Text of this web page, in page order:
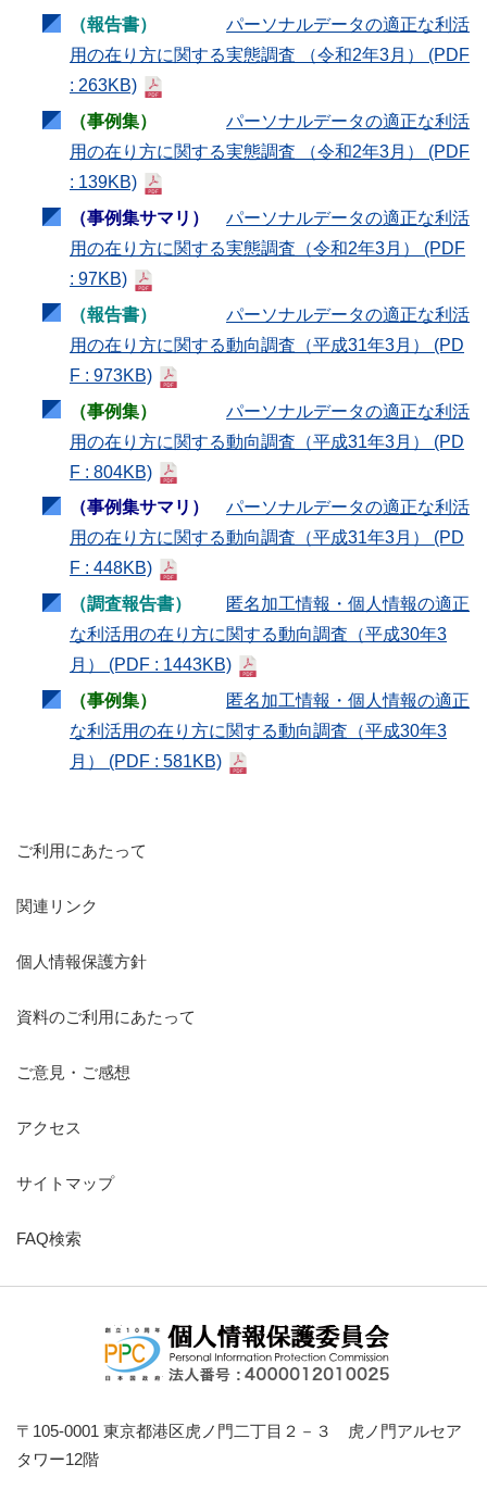
（報告書）
パーソナルデータの適正な利活
用の在り方に関する実態調査 （令和2年3月） (PDF
: 263KB)
（事例集）
パーソナルデータの適正な利活
用の在り方に関する実態調査 （令和2年3月） (PDF
: 139KB)
（事例集サマリ）
パーソナルデータの適正な利活
用の在り方に関する実態調査（令和2年3月） (PDF
: 97KB)
（報告書）
パーソナルデータの適正な利活
用の在り方に関する動向調査（平成31年3月） (PD
F : 973KB)
（事例集）
パーソナルデータの適正な利活
用の在り方に関する動向調査（平成31年3月） (PD
F : 804KB)
（事例集サマリ）
パーソナルデータの適正な利活
用の在り方に関する動向調査（平成31年3月） (PD
F : 448KB)
（調査報告書）
匿名加工情報・個人情報の適正
な利活用の在り方に関する動向調査（平成30年3
月） (PDF : 1443KB)
（事例集）
匿名加工情報・個人情報の適正
な利活用の在り方に関する動向調査（平成30年3
月） (PDF : 581KB)
ご利用にあたって
関連リンク
個人情報保護方針
資料のご利用にあたって
ご意見・ご感想
アクセス
サイトマップ
FAQ検索
〒105-0001 東京都港区虎ノ門二丁目２－３ 虎ノ門アルセア
タワー12階